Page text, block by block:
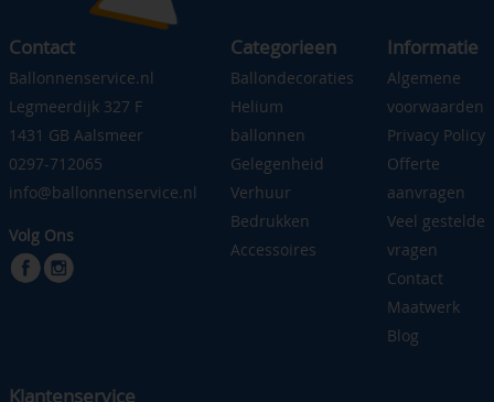
Contact
Ballonnenservice.nl
Legmeerdijk 327 F
1431 GB Aalsmeer
0297-712065
info@ballonnenservice.nl
Volg Ons
Categorieen
Ballondecoraties
Helium
ballonnen
Gelegenheid
Verhuur
Bedrukken
Accessoires
Informatie
Algemene
voorwaarden
Privacy Policy
Offerte
aanvragen
Veel gestelde
vragen
Contact
Maatwerk
Blog
Klantenservice